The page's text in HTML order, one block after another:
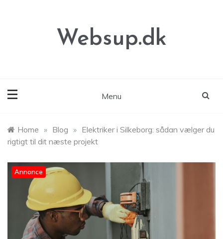
Websup.dk
Menu
Home » Blog » Elektriker i Silkeborg: sådan vælger du
rigtigt til dit næste projekt
Annonce